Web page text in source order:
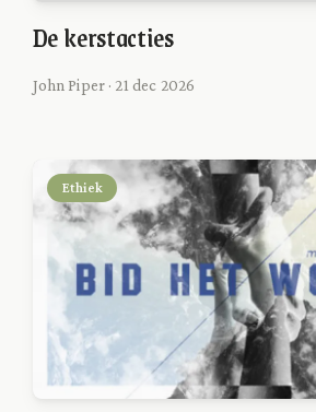
De kerstacties
John Piper · 21 dec 2026
Ethiek